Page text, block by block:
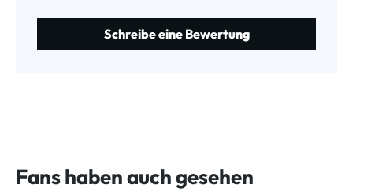
Schreibe eine Bewertung
Fans haben auch gesehen